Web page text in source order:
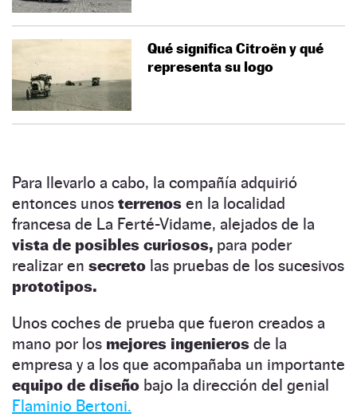
Qué significa Citroën y qué
representa su logo
Para llevarlo a cabo, la compañía adquirió
entonces unos terrenos en la localidad
francesa de La Ferté-Vidame, alejados de la
vista de posibles curiosos, para poder
realizar en secreto las pruebas de los sucesivos
prototipos.
Unos coches de prueba que fueron creados a
mano por los mejores ingenieros de la
empresa y a los que acompañaba un importante
equipo de diseño bajo la dirección del genial
Flaminio Bertoni.